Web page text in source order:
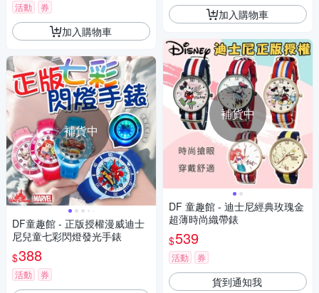
活動 券
加入購物車
補貨中
DF童趣館 - 正版授權漫威迪士
尼兒童七彩閃燈發光手錶
$388
活動 券
加入購物車
補貨中
DF 童趣館 - 迪士尼經典玫瑰金
超薄時尚織帶錶
$539
活動 券
貨到通知我